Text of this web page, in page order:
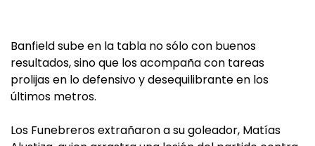
Banfield sube en la tabla no sólo con buenos
resultados, sino que los acompaña con tareas
prolijas en lo defensivo y desequilibrante en los
últimos metros.
Los Funebreros extrañaron a su goleador, Matías